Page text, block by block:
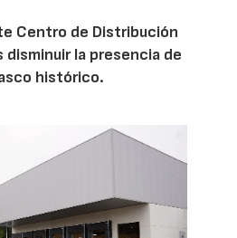
Centro de Distribución
disminuir la presencia de
histórico.